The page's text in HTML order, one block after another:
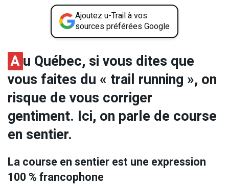
Ajoutez u-Trail à vos
sources préférées Google
Au Québec, si vous dites que
vous faites du « trail running », on
risque de vous corriger
gentiment. Ici, on parle de course
en sentier.
La course en sentier est une expression
100 % francophone